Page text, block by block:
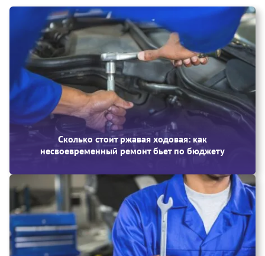
Сколько стоит ржавая ходовая: как
несвоевременный ремонт бьет по бюджету